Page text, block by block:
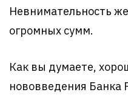
Невнимательность
огромных сумм.
Как вы думаете,
нововведения Банка